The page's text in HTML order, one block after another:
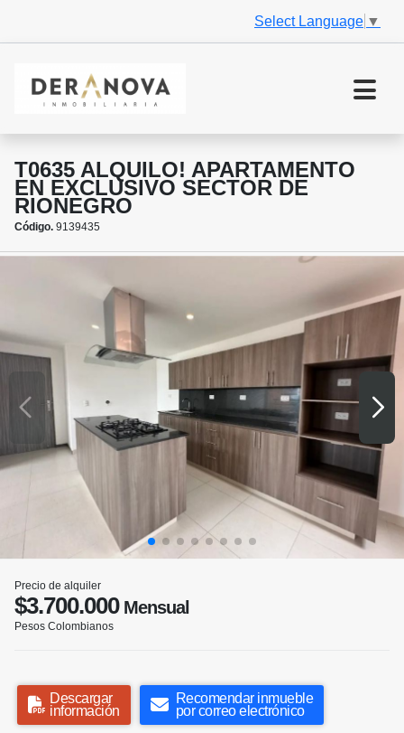
Select Language ▼
T0635 ALQUILO! APARTAMENTO
EN EXCLUSIVO SECTOR DE
RIONEGRO
Código. 9139435
Precio de alquiler
$3.700.000Mensual
Pesos Colombianos
Descargar
información
Recomendar inmueble
por correo electrónico